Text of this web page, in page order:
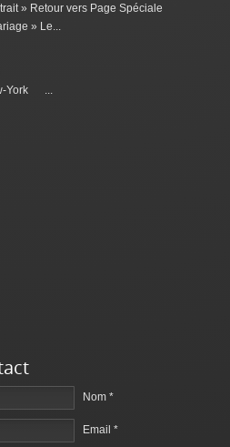
» Retour vers Page Spéciale
» Le...
York ...
Nom *
Email *